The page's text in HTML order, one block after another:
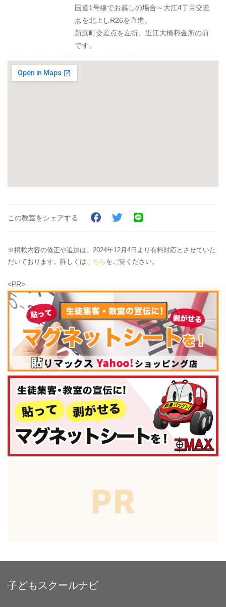
国道1号線でお越しの場合～大江4丁目交差
点を北上しR26を直進。
新浜町交差点を左折、近江大橋料金所の前
です。
この教室をシェアする
※掲載内容の修正や追加は、2024年12月4日より有料対応とさせていた
だいております。詳しくは こちら をご覧ください。
<PR>
子どもスクールナビ